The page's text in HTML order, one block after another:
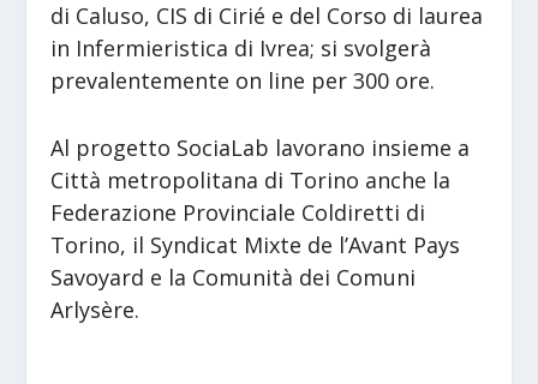
di Caluso, CIS di Cirié e del Corso di laurea
in Infermieristica di Ivrea; si svolgerà
prevalentemente on line per 300 ore.
Al progetto SociaLab lavorano insieme a
Città metropolitana di Torino anche la
Federazione Provinciale Coldiretti di
Torino, il Syndicat Mixte de l’Avant Pays
Savoyard e la Comunità dei Comuni
Arlysère.